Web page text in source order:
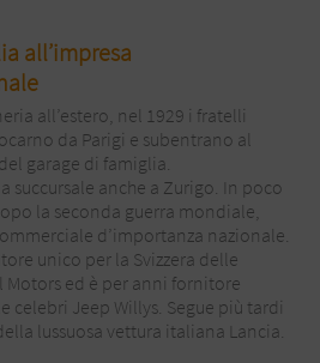
all’impresa
all’estero, nel 1929 i fratelli
da Parigi e subentrano al
garage di famiglia.
succursale anche a Zurigo. In poco
la seconda guerra mondiale,
d’importanza nazionale.
unico per la Svizzera delle
ed è per anni fornitore
celebri Jeep Willys. Segue più tardi
lussuosa vettura italiana Lancia.